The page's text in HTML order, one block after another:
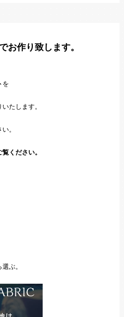
お作り致します。
を
たします。
。
ください。
ぶ。